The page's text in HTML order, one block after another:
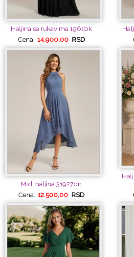
Haljina sa rukavima 1961bk
Cena: 14.900,00 RSD
Midi haljina 31927dn
Cena: 12.500,00 RSD